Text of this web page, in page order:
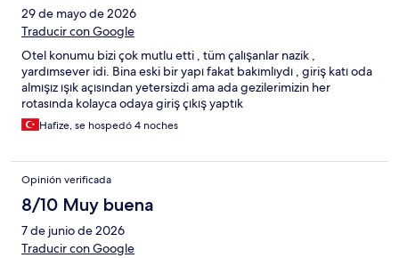
29 de mayo de 2026
Traducir con Google
Otel konumu bizi çok mutlu etti , tüm çalışanlar nazik ,
yardımsever idi. Bina eski bir yapı fakat bakımlıydı , giriş katı oda
almışız ışık açısından yetersizdi ama ada gezilerimizin her
rotasında kolayca odaya giriş çıkış yaptık
Hafize, se hospedó 4 noches
Opinión verificada
8/10 Muy buena
7 de junio de 2026
Traducir con Google